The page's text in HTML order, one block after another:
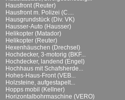
Hausfront (Reuter)
Hausfront m. Polizei (C....
Hausgrundstück (Div. VK)
Hausser-Auto (Hausser)
Helikopter (Matador)
Helikopter (Reuter)
Hexenhäuschen (Drechsel)
Hochdecker, 3-motorig (BKF...
Hochdecker, landend (Engel)
Hochhaus mit Schafsherde...
Hohes-Haus-Front (VEB...
Holzsteine, aufgestapelt...
Hopps mobil (Kellner)
Horizontalbohrmaschine (VERO)